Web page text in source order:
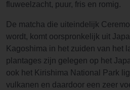
fluweelzacht, puur, fris en romig.
De matcha die uiteindelijk
wordt, komt oorspronkelijk uit
Kagoshima in het zuiden van het
plantages zijn gelegen op het
ook het Kirishima National Park
vulkanen en daardoor een zeer